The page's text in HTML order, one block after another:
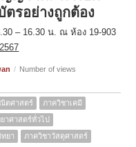
รอย่างถูกต้อง
– 16.30 น. ณ ห้อง 19-903
/ Number of views
ตศาสตร์
ภาควิชาเคมี
าศาสตร์ทั่วไป
ยา
ภาควิชาวัสดุศาสตร์